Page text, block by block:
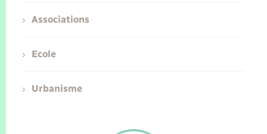
Associations
Ecole
Urbanisme